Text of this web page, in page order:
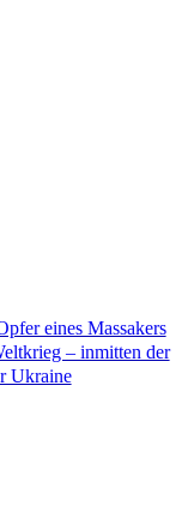
eines Massakers
– inmitten der
Ukraine